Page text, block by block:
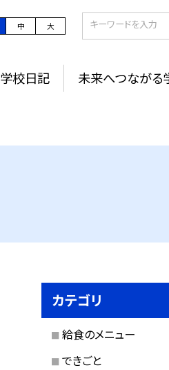
中 大
学校日記 未来へつながる
カテゴリ
給食のメニュー
できごと